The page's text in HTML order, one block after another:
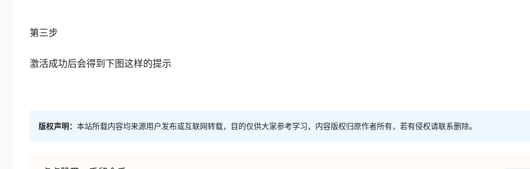
第三步
激活成功后会得到下图这样的提示
版权声明： 本站所载内容均来源用户发布或互联网转载，目的仅供大家参考学习，内容版权归原作者所有，若有侵权请联系删除。